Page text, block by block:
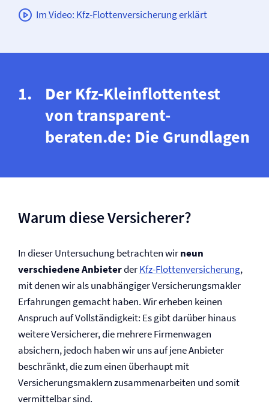
Im Video: Kfz-Flotten­versicherung erklärt
Der Kfz-Kleinflottentest
von transparent-
beraten.de: Die Grundlagen
Warum diese Versicherer?
In dieser Untersuchung betrachten wirneun
verschiedene AnbieterderKfz-Flotten­versicherung,
mit denen wir als unabhängiger Versicherungs­makler
Erfahrungen gemacht haben. Wir erheben keinen
Anspruch auf Vollständigkeit: Es gibt darüber hinaus
weitere Versicherer, die mehrere Firmenwagen
absichern, jedoch haben wir uns auf jene Anbieter
beschränkt, die zum einen überhaupt mit
Versicherungs­maklern zusammenarbeiten und somit
vermittelbar sind.